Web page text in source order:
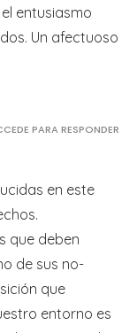
entusiasmo
Un afectuoso
en este
que deben
de sus no-
que
entorno es
PARA RESPONDER